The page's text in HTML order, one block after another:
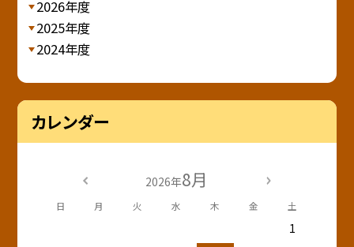
2026年度
2025年度
2024年度
カレンダー
2026年8月
日 月 火 水 木 金 土
1